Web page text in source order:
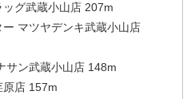
ッグ武蔵小山店 207m
ー マツヤデンキ武蔵小山店
サン武蔵小山店 148m
原店 157m